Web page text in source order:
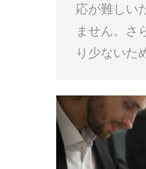
応が難しい
ません。さ
り少ないた